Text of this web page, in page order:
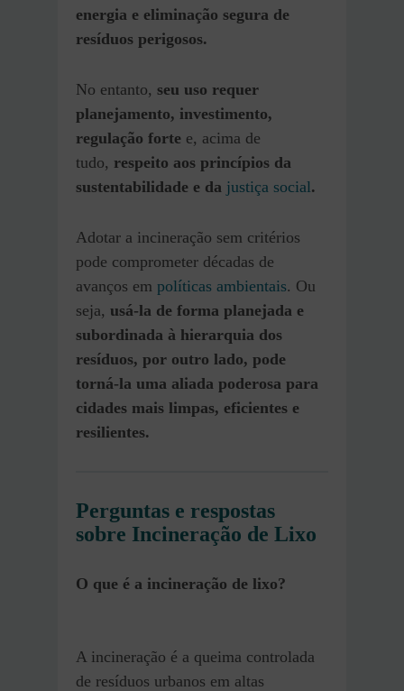
energia e eliminação segura de
resíduos perigosos.
No entanto, seu uso requer
planejamento, investimento,
regulação forte e, acima de
tudo, respeito aos princípios da
sustentabilidade e da justiça social.
Adotar a incineração sem critérios
pode comprometer décadas de
avanços em políticas ambientais. Ou
seja, usá-la de forma planejada e
subordinada à hierarquia dos
resíduos, por outro lado, pode
torná-la uma aliada poderosa para
cidades mais limpas, eficientes e
resilientes.
Perguntas e respostas
sobre Incineração de Lixo
O que é a incineração de lixo?
A incineração é a queima controlada
de resíduos urbanos em altas